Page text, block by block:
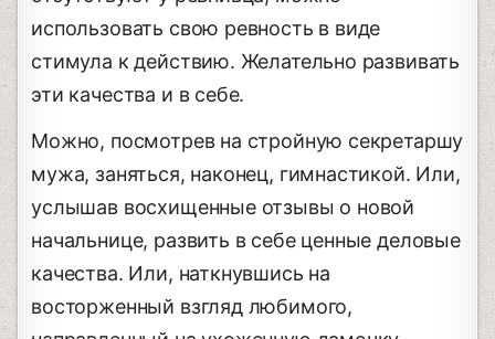
использовать свою ревность в виде
стимула к действию. Желательно развивать
эти качества и в себе.
Можно, посмотрев на стройную секретаршу
мужа, заняться, наконец, гимнастикой. Или,
услышав восхищенные отзывы о новой
начальнице, развить в себе ценные деловые
качества. Или, наткнувшись на
восторженный взгляд любимого,